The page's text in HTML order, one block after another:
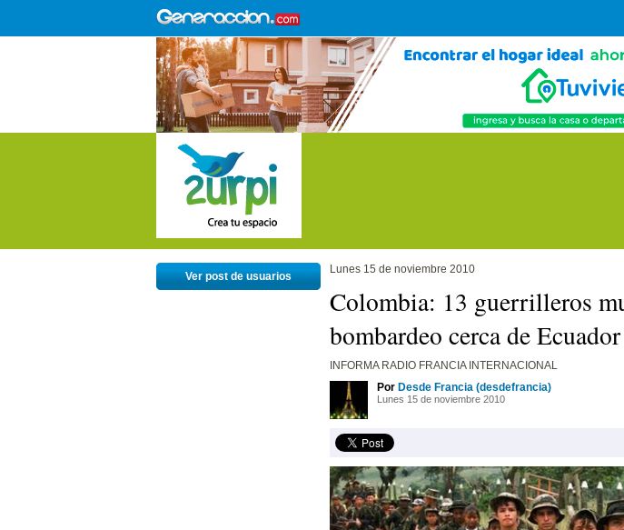
Ver post de usuarios
Lunes 15 de noviembre 2010
Colombia: 13 guerrilleros
bombardeo cerca de Ecuador
INFORMA RADIO FRANCIA INTERNACIONAL
Por Desde Francia (desdefrancia)
Lunes 15 de noviembre 2010